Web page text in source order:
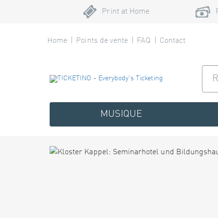
Print at Home
Home Points de vente FAQ Contact
MUSIQUE